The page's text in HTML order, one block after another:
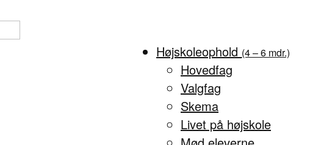
Højskoleophold (4 – 6 mdr.)
Hovedfag
Valgfag
Skema
Livet på højskole